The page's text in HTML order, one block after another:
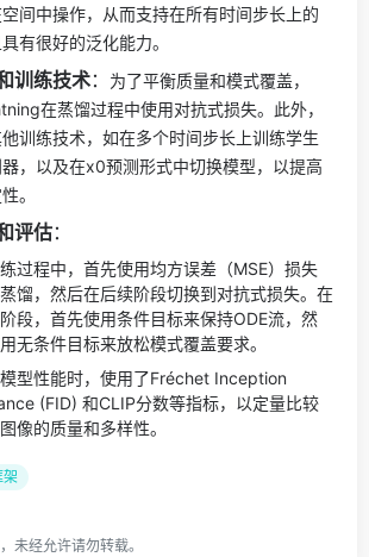
间中操作，从而支持在所有时间步长上的
有很好的泛化能力。
训练技术：
为了平衡质量和模式覆盖，
在蒸馏过程中使用对抗式损失。此外，
训练技术，如在多个时间步长上训练学生
，以及在x0预测形式中切换模型，以提高
。
评估：
过程中，首先使用均方误差（MSE）损失
馏，然后在后续阶段切换到对抗式损失。在
段，首先使用条件目标来保持ODE流，然
无条件目标来放松模式覆盖要求。
型性能时，使用了Fréchet Inception
(FID) 和CLIP分数等指标，以定量比较
像的质量和多样性。
架
未经允许请勿转载。